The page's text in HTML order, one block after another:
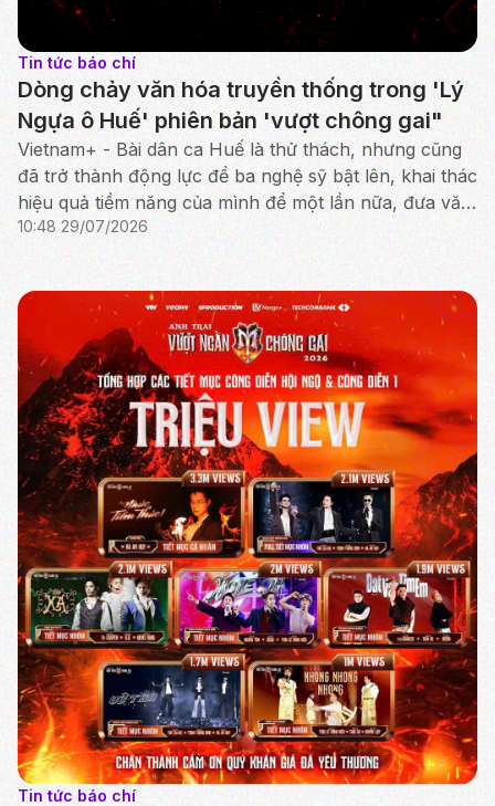
Tin tức báo chí
Dòng chảy văn hóa truyền thống trong 'Lý
Ngựa ô Huế' phiên bản 'vượt chông gai"
Vietnam+ - Bài dân ca Huế là thử thách, nhưng cũng
đã trở thành động lực để ba nghệ sỹ bật lên, khai thác
hiệu quả tiềm năng của mình để một lần nữa, đưa văn
hóa truyền thống tỏa sáng rực rỡ.
10:48 29/07/2026
Tin tức báo chí